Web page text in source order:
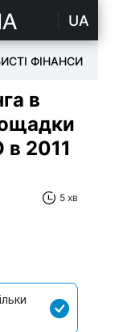
UA
ФІНАНСИ
в
2011
5 хв